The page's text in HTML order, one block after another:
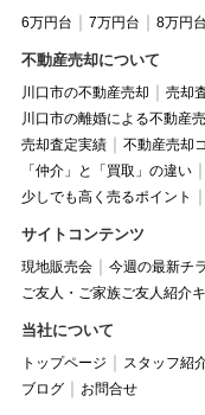
6万円台 7万円台 8万円台
不動産売却について
川口市の不動産売却 売却
川口市の離婚による不動産
売却査定実績
不動産売却
「仲介」と「買取」の違い
少しでも高く売るポイント
サイトコンテンツ
現地販売会
今週の最新チ
ご友人・ご家族ご友人紹介
当社について
トップページ スタッフ紹
ブログ
お問合せ